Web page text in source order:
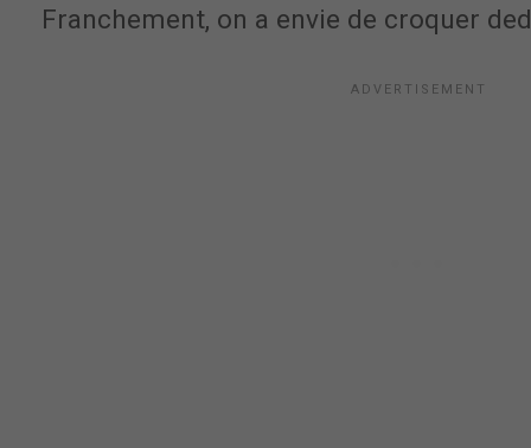
Franchement, on a envie de croquer